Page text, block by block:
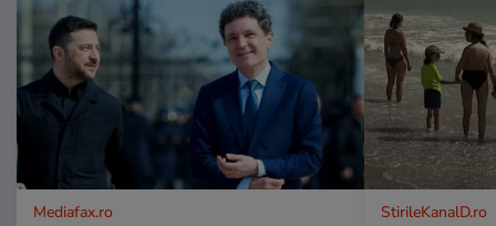
Mediafax.ro StirileKanalD.ro